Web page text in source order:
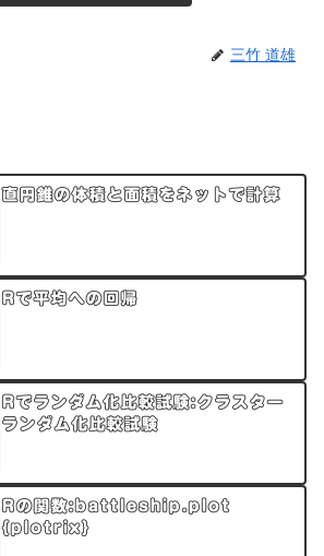
三竹 道雄
直円錐の体積と面積をネットで計算
Rで平均への回帰
Rでランダム化比較試験:クラスター
ランダム化比較試験
Rの関数:battleship.plot
{plotrix}